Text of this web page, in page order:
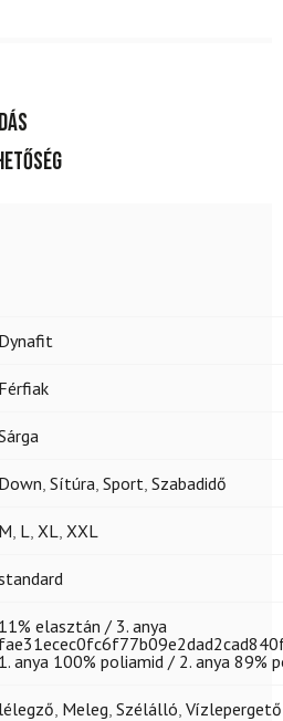
Dynafit
Férfiak
Down Sítúra Sport Szabadidő
M L XL XXL
11% elasztán / 3. anya
1. anya 100% poliamid / 2. anya 89%
lélegző Meleg Szélálló Vízlepergető